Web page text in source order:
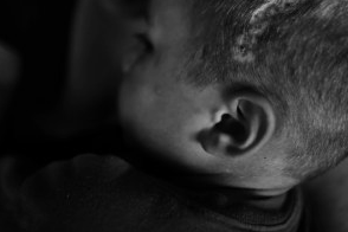
Fotoğrafı" kategorisinde Washington
ödüle uzandı.